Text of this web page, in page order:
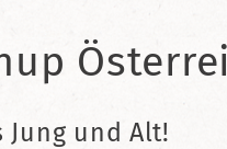
und Alt!